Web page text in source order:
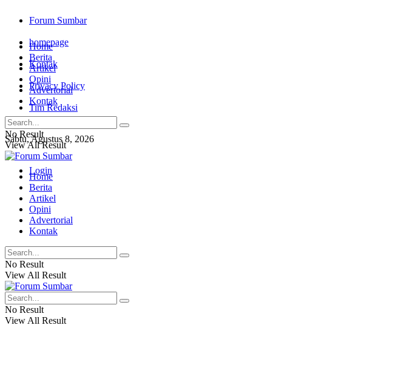
Forum Sumbar
homepage
Kontak
Privacy Policy
Tim Redaksi
Sabtu, Agustus 8, 2026
Login
Home
Berita
Artikel
Opini
Advertorial
Kontak
No Result
View All Result
Home
Berita
Artikel
Opini
Advertorial
Kontak
No Result
View All Result
No Result
View All Result